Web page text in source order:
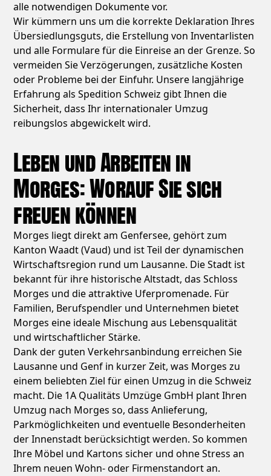
alle notwendigen Dokumente vor.
Wir kümmern uns um die korrekte Deklaration Ihres
Übersiedlungsguts, die Erstellung von Inventarlisten
und alle Formulare für die Einreise an der Grenze. So
vermeiden Sie Verzögerungen, zusätzliche Kosten
oder Probleme bei der Einfuhr. Unsere langjährige
Erfahrung als Spedition Schweiz gibt Ihnen die
Sicherheit, dass Ihr internationaler Umzug
reibungslos abgewickelt wird.
Leben und Arbeiten in
Morges: Worauf Sie sich
freuen können
Morges liegt direkt am Genfersee, gehört zum
Kanton Waadt (Vaud) und ist Teil der dynamischen
Wirtschaftsregion rund um Lausanne. Die Stadt ist
bekannt für ihre historische Altstadt, das Schloss
Morges und die attraktive Uferpromenade. Für
Familien, Berufspendler und Unternehmen bietet
Morges eine ideale Mischung aus Lebensqualität
und wirtschaftlicher Stärke.
Dank der guten Verkehrsanbindung erreichen Sie
Lausanne und Genf in kurzer Zeit, was Morges zu
einem beliebten Ziel für einen Umzug in die Schweiz
macht. Die 1A Qualitäts Umzüge GmbH plant Ihren
Umzug nach Morges so, dass Anlieferung,
Parkmöglichkeiten und eventuelle Besonderheiten
der Innenstadt berücksichtigt werden. So kommen
Ihre Möbel und Kartons sicher und ohne Stress an
Ihrem neuen Wohn- oder Firmenstandort an.